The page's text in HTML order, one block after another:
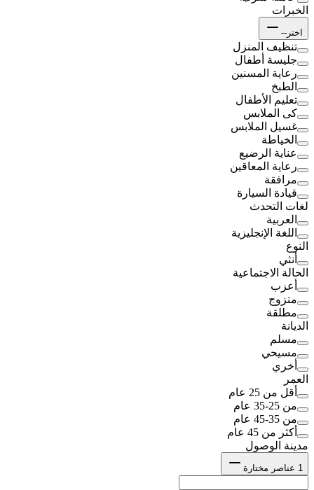
الخبرات
اختر--
تنظيف المنزل
جليسة أطفال
رعاية المسنين
الطبخ
تعليم الأطفال
كى الملابس
غسيل الملابس
الخياطة
عناية الرضيع
رعاية المعاقين
مرافقة
قيادة السيارة
لغات التحدث
العربية
اللغة الإنجليزية
النوع
أنثي
الحالة الاجتماعية
أعزب
متزوج
مطلقة
الديانة
مسلم
مسيحي
أخري
العمر
أقل من 25 عام
من 25-35 عام
من 35-45 عام
أكثر من 45 عام
مدينة الوصول
1 عناصر مختارة